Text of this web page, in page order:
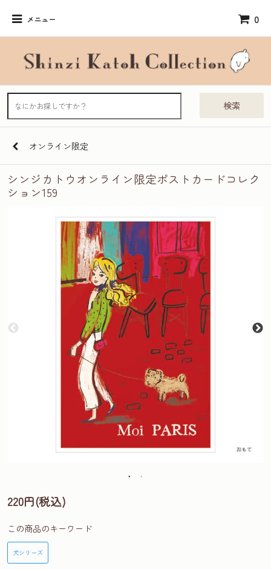
メニュー 0
検索
オンライン限定
シンジカトウオンライン限定ポストカードコレク
ション159
220円(税込)
この商品のキーワード
犬シリーズ